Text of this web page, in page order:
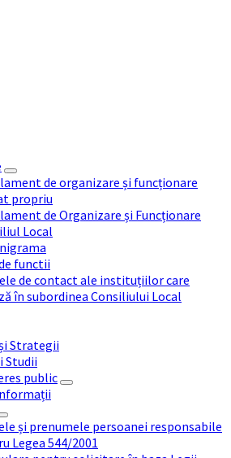
de organizare și funcționare
propriu
de Organizare și Funcționare
Local
functii
de contact ale instituțiilor care
în subordinea Consiliului Local
Strategii
Studii
public
și prenumele persoanei responsabile
Legea 544/2001